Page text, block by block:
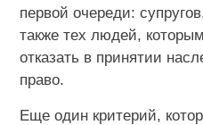
первой очереди:
также тех людей,
отказать в принятии
право.
Еще один критерий,